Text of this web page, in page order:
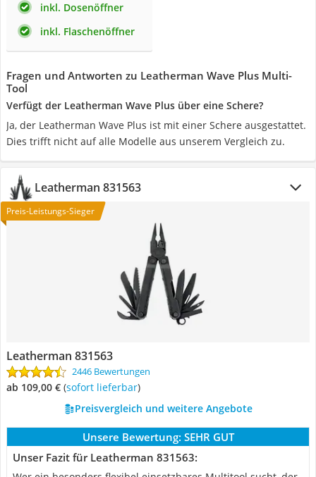
inkl. Dosenöffner
inkl. Flaschenöffner
Fragen und Antworten zu Leatherman Wave Plus Multi-
Tool
Verfügt der Leatherman Wave Plus über eine Schere?
Ja, der Leatherman Wave Plus ist mit einer Schere ausgestattet.
Dies trifft nicht auf alle Modelle aus unserem Vergleich zu.
Leatherman 831563
Preis-Leistungs-Sieger
Leatherman 831563
2446 Bewertungen
ab 109,00 € ( Sofort lieferbar)
Preisvergleich und weitere Angebote
Unsere Bewertung: SEHR GUT
Unser Fazit für Leatherman 831563: